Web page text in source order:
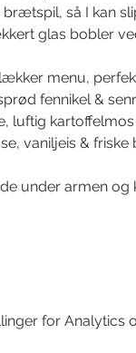
så I kan
glas bobler
menu,
fennikel &
luftig
vaniljeis &
under armen
for Analytics